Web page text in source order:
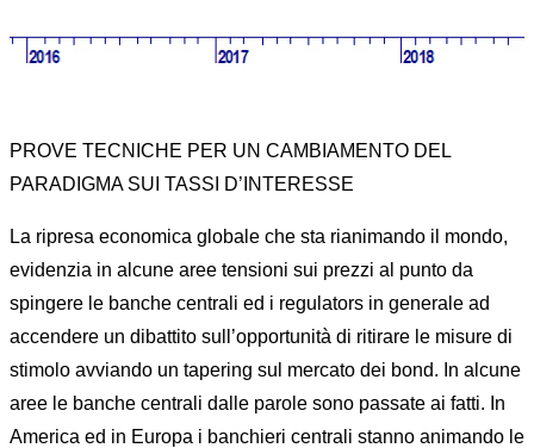
PROVE TECNICHE PER UN CAMBIAMENTO DEL
PARADIGMA SUI TASSI D’INTERESSE
La ripresa economica globale che sta rianimando il mondo,
evidenzia in alcune aree tensioni sui prezzi al punto da
spingere le banche centrali ed i regulators in generale ad
accendere un dibattito sull’opportunità di ritirare le misure di
stimolo avviando un tapering sul mercato dei bond. In alcune
aree le banche centrali dalle parole sono passate ai fatti. In
America ed in Europa i banchieri centrali stanno animando le